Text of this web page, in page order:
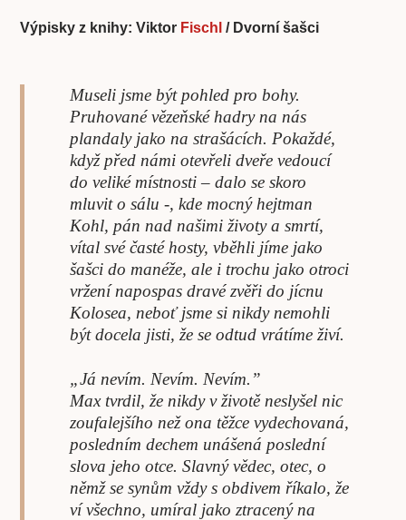
Výpisky z knihy: Viktor Fischl / Dvorní šašci
Museli jsme být pohled pro bohy.
Pruhované vězeňské hadry na nás
plandaly jako na strašácích. Pokaždé,
když před námi otevřeli dveře vedoucí
do veliké místnosti – dalo se skoro
mluvit o sálu -, kde mocný hejtman
Kohl, pán nad našimi životy a smrtí,
vítal své časté hosty, vběhli jíme jako
šašci do manéže, ale i trochu jako otroci
vržení napospas dravé zvěři do jícnu
Kolosea, neboť jsme si nikdy nemohli
být docela jisti, že se odtud vrátíme živí.
„Já nevím. Nevím. Nevím.”
Max tvrdil, že nikdy v životě neslyšel nic
zoufalejšího než ona těžce vydechovaná,
posledním dechem unášená poslední
slova jeho otce. Slavný vědec, otec, o
němž se synům vždy s obdivem říkalo, že
ví všechno, umíral jako ztracený na